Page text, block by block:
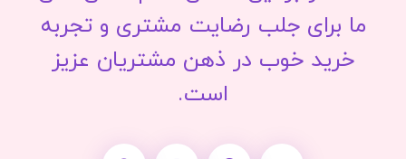
ما برای جلب رضایت مشتری و تجربه
خرید خوب در ذهن مشتریان عزیز
است.